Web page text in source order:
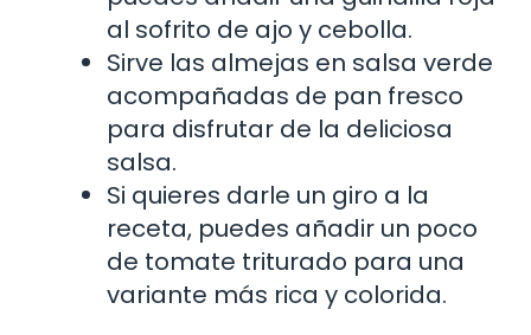
al sofrito de ajo y cebolla.
Sirve las almejas en salsa verde
acompañadas de pan fresco
para disfrutar de la deliciosa
salsa.
Si quieres darle un giro a la
receta, puedes añadir un poco
de tomate triturado para una
variante más rica y colorida.